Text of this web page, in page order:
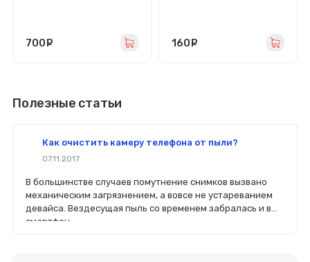
700 160
Полезные статьи
Как очистить камеру телефона от пыли?
07.11.2017
В большинстве случаев помутнение снимков вызвано
механическим загрязнением, а вовсе не устареванием
девайса. Вездесущая пыль со временем забралась и в
смартфон.